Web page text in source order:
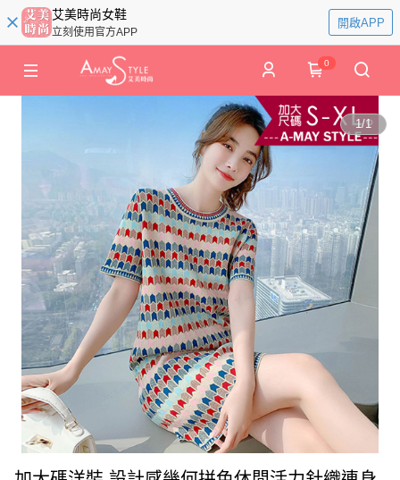
艾美時尚女鞋
立刻使用官方APP
開啟APP
0
1/1